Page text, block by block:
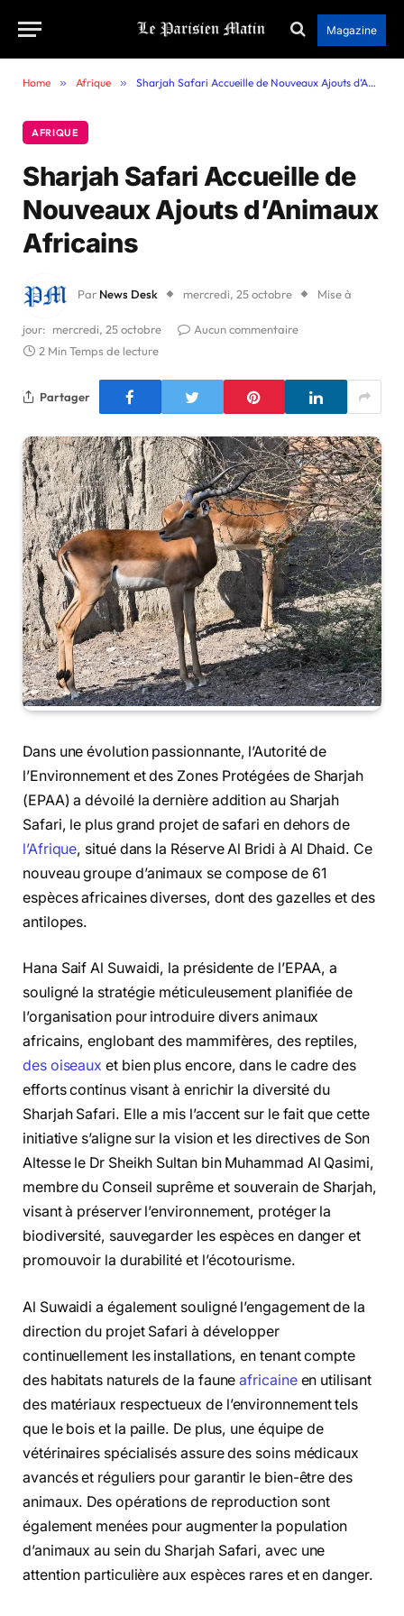
Magazine
Home » Afrique » Sharjah Safari Accueille de Nouveaux Ajouts d’Animaux Africains
AFRIQUE
Sharjah Safari Accueille de
Nouveaux Ajouts d’Animaux
Africains
Par News Desk mercredi, 25 octobre Mise à
jour: mercredi, 25 octobre
Aucun commentaire
2 Min Temps de lecture
Partager
Dans une évolution passionnante, l’Autorité de
l’Environnement et des Zones Protégées de Sharjah
(EPAA) a dévoilé la dernière addition au Sharjah
Safari, le plus grand projet de safari en dehors de
l’Afrique, situé dans la Réserve Al Bridi à Al Dhaid. Ce
nouveau groupe d’animaux se compose de 61
espèces africaines diverses, dont des gazelles et des
antilopes.
Hana Saif Al Suwaidi, la présidente de l’EPAA, a
souligné la stratégie méticuleusement planifiée de
l’organisation pour introduire divers animaux
africains, englobant des mammifères, des reptiles,
des oiseauxet bien plus encore, dans le cadre des
efforts continus visant à enrichir la diversité du
Sharjah Safari. Elle a mis l’accent sur le fait que cette
initiative s’aligne sur la vision et les directives de Son
Altesse le Dr Sheikh Sultan bin Muhammad Al Qasimi,
membre du Conseil suprême et souverain de Sharjah,
visant à préserver l’environnement, protéger la
biodiversité, sauvegarder les espèces en danger et
promouvoir la durabilité et l’écotourisme.
Al Suwaidi a également souligné l’engagement de la
direction du projet Safari à développer
continuellement les installations, en tenant compte
des habitats naturels de la fauneafricaine en utilisant
des matériaux respectueux de l’environnement tels
que le bois et la paille. De plus, une équipe de
vétérinaires spécialisés assure des soins médicaux
avancés et réguliers pour garantir le bien-être des
animaux. Des opérations de reproduction sont
également menées pour augmenter la population
d’animaux au sein du Sharjah Safari, avec une
attention particulière aux espèces rares et en danger.